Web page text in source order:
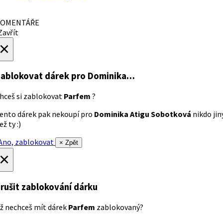
dárek pro Dominika…
si zablokovat Parfem ?
dárek pak nekoupí pro Dominika Atigu Sobotková nikdo
ty :)
zablokovat
× Zpět
zablokování dárku
nechceš mít dárek Parfem zablokovaný?